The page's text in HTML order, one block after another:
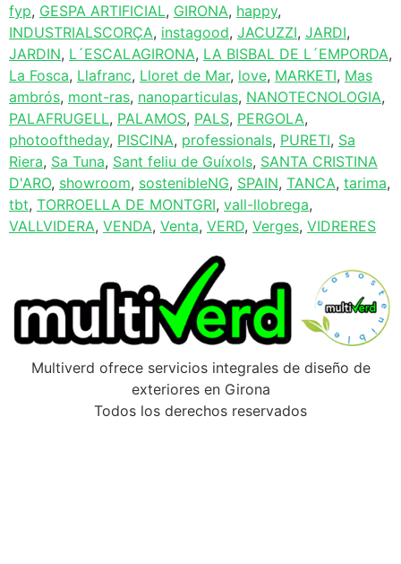
fyp, GESPA ARTIFICIAL, GIRONA, happy,
INDUSTRIALSCORÇA, instagood, JACUZZI, JARDI,
JARDIN, L´ESCALAGIRONA, LA BISBAL DE L´EMPORDA,
La Fosca, Llafranc, Lloret de Mar, love, MARKETI, Mas
ambrós, mont-ras, nanoparticulas, NANOTECNOLOGIA,
PALAFRUGELL, PALAMOS, PALS, PERGOLA,
photooftheday, PISCINA, professionals, PURETI, Sa
Riera, Sa Tuna, Sant feliu de Guíxols, SANTA CRISTINA
D'ARO, showroom, sostenibleNG, SPAIN, TANCA, tarima,
tbt, TORROELLA DE MONTGRI, vall-llobrega,
VALLVIDERA, VENDA, Venta, VERD, Verges, VIDRERES
Multiverd ofrece servicios integrales de diseño de
exteriores en Girona
Todos los derechos reservados